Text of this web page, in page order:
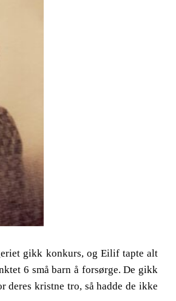
gikk konkurs, og Eilif tapte alt
6 små barn å forsørge. De gikk
kristne tro, så hadde de ikke